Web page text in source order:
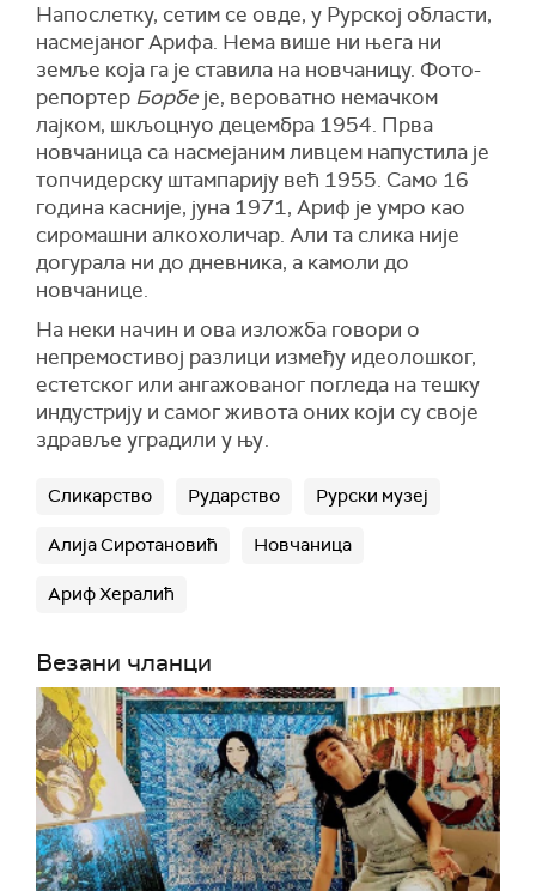
Напослетку, сетим се овде, у Рурској области,
насмејаног Арифа. Нема више ни њега ни
земље која га је ставила на новчаницу. Фото-
репортер Борбеје, вероватно немачком
лајком, шкљоцнуо децембра 1954. Прва
новчаница са насмејаним ливцем напустила је
топчидерску штампарију већ 1955. Само 16
година касније, јуна 1971, Ариф је умро као
сиромашни алкохоличар. Али та слика није
догурала ни до дневника, а камоли до
новчанице.
На неки начин и ова изложба говори о
непремостивој разлици између идеолошког,
естетског или ангажованог погледа на тешку
индустрију и самог живота оних који су своје
здравље уградили у њу.
Сликарство Рударство Рурски музеј
Алија Сиротановић Новчаница
Ариф Хералић
Везани чланци